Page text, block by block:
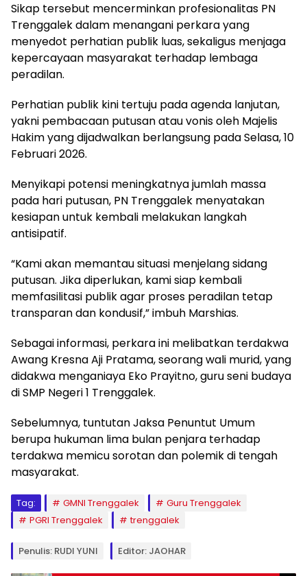
Sikap tersebut mencerminkan profesionalitas PN
Trenggalek dalam menangani perkara yang
menyedot perhatian publik luas, sekaligus menjaga
kepercayaan masyarakat terhadap lembaga
peradilan.
Perhatian publik kini tertuju pada agenda lanjutan,
yakni pembacaan putusan atau vonis oleh Majelis
Hakim yang dijadwalkan berlangsung pada Selasa, 10
Februari 2026.
Menyikapi potensi meningkatnya jumlah massa
pada hari putusan, PN Trenggalek menyatakan
kesiapan untuk kembali melakukan langkah
antisipatif.
“Kami akan memantau situasi menjelang sidang
putusan. Jika diperlukan, kami siap kembali
memfasilitasi publik agar proses peradilan tetap
transparan dan kondusif,” imbuh Marshias.
Sebagai informasi, perkara ini melibatkan terdakwa
Awang Kresna Aji Pratama, seorang wali murid, yang
didakwa menganiaya Eko Prayitno, guru seni budaya
di SMP Negeri 1 Trenggalek.
Sebelumnya, tuntutan Jaksa Penuntut Umum
berupa hukuman lima bulan penjara terhadap
terdakwa memicu sorotan dan polemik di tengah
masyarakat.
Tag: GMNI Trenggalek
Guru Trenggalek
PGRI Trenggalek
trenggalek
Penulis: RUDI YUNI Editor: JAOHAR